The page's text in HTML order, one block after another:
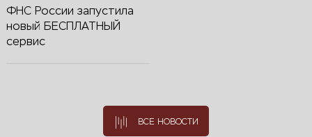
ФНС России запустила
новый БЕСПЛАТНЫЙ
сервис
ВСЕ НОВОСТИ